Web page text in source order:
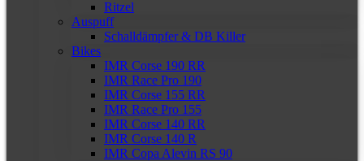
Ritzel
Auspuff
Schalldämpfer & DB Killer
Bikes
IMR Corse 190 RR
IMR Race Pro 190
IMR Corse 155 RR
IMR Race Pro 155
IMR Corse 140 RR
IMR Corse 140 R
IMR Copa Alevin RS 90